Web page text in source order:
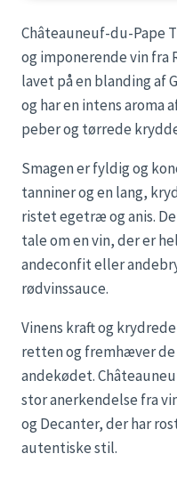
Châteauneuf-du-Pape
og imponerende vin fra
lavet på en blanding af
og har en intens
peber og tørrede
Smagen er fyldig og
tanniner og en lang,
ristet egetræ og anis.
tale om en vin, der er
andeconfit eller
rødvinssauce.
Vinens kraft og
retten og fremhæver
andekødet.
stor anerkendelse fra
og Decanter, der har
autentiske stil.